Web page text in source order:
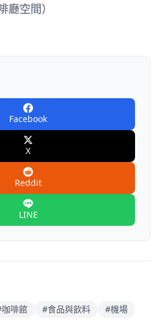
廳空間）
Facebook
X
Reddit
LINE
啡館 #食品與飲料 #機場